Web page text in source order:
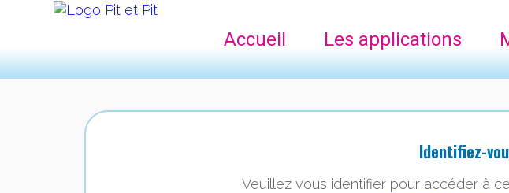
Accueil Les applications
Identifiez-
Veuillez vous identifier pour accéder à